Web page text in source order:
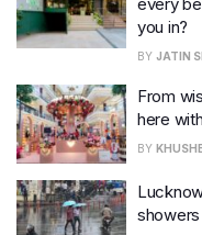
you in?
BY JATIN
From
here
BY